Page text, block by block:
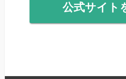
公式サイト